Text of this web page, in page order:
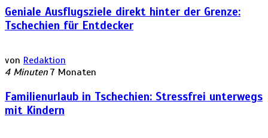
Geniale Ausflugsziele direkt hinter der Grenze:
Tschechien für Entdecker
von Redaktion
4 Minuten 7 Monaten
Familienurlaub in Tschechien: Stressfrei unterwegs
mit Kindern